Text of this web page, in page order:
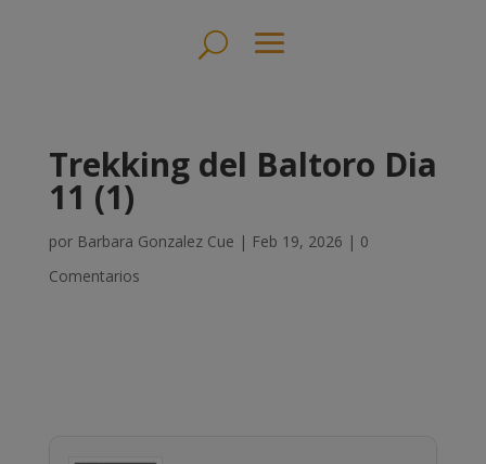
Trekking del Baltoro Dia
11 (1)
por Barbara Gonzalez Cue | Feb 19, 2026 | 0
Comentarios